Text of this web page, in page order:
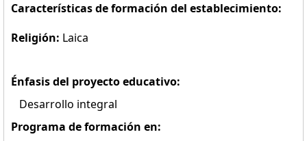
Características de formación del establecimiento:
Religión: Laica
Énfasis del proyecto educativo:
Desarrollo integral
Programa de formación en: